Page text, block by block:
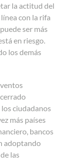
la actitud del
con la rifa
ser más
en riesgo.
los demás
ciudadanos
más países
bancos
adoptando
las